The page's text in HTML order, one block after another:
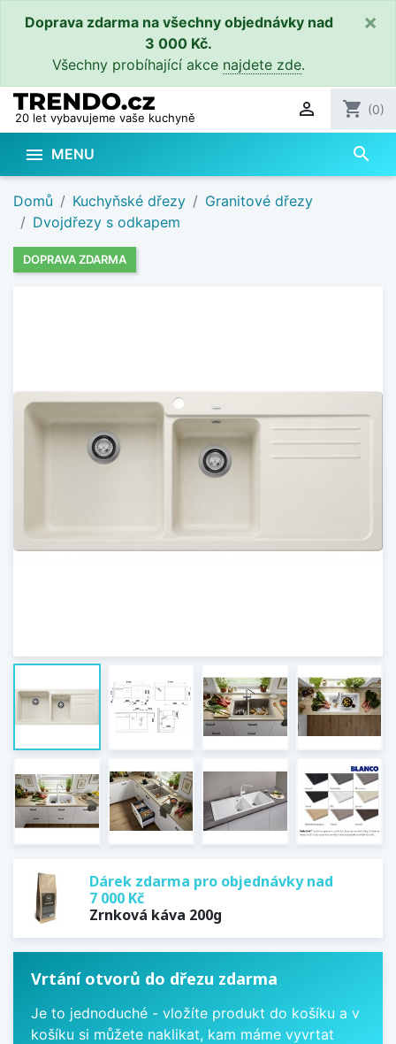
Doprava zdarma na všechny objednávky nad
3 000 Kč.
Všechny probíhající akce najdete zde.
×
20 let vybavujeme vaše kuchyně  shopping_cart (0)
 MENU search
Domů Kuchyňské dřezy
Granitové dřezy
Dvojdřezy s odkapem
DOPRAVA ZDARMA
Dárek zdarma pro objednávky nad
7 000 Kč
Zrnková káva 200g
Vrtání otvorů do dřezu zdarma
Je to jednoduché - vložíte produkt do košíku a v
košíku si můžete naklikat, kam máme vyvrtat